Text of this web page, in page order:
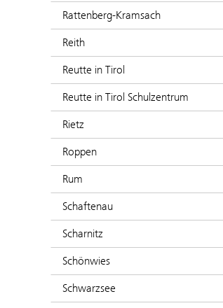
Rattenberg-Kramsach
Reith
Reutte in Tirol
Reutte in Tirol Schulzentrum
Rietz
Roppen
Rum
Schaftenau
Scharnitz
Schönwies
Schwarzsee